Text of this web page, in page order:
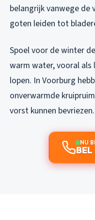
belangrijk vanwege de
goten leiden tot
Spoel voor de winter
warm water, vooral
lopen. In Voorburg
onverwarmde
vorst kunnen bevriezen.
NU